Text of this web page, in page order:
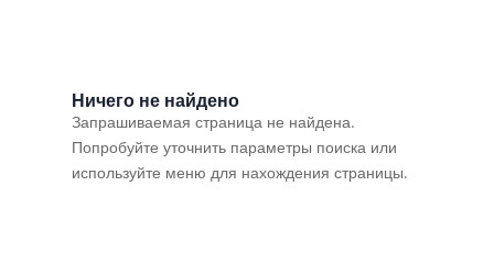
Ничего не найдено
Запрашиваемая страница не найдена.
Попробуйте уточнить параметры поиска или
используйте меню для нахождения страницы.